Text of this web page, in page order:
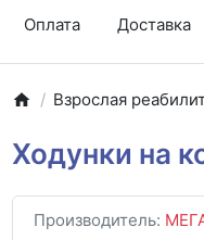
Оплата Доставка
Взрослая
Ходунки на
Производитель: